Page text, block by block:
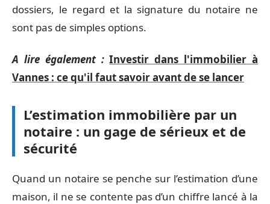
dossiers, le regard et la signature du notaire ne
sont pas de simples options.
A lire également : Investir dans l'immobilier à
Vannes : ce qu'il faut savoir avant de se lancer
L’estimation immobilière par un
notaire : un gage de sérieux et de
sécurité
Quand un notaire se penche sur l’estimation d’une
maison, il ne se contente pas d’un chiffre lancé à la